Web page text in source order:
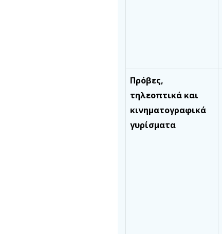
Πρόβες,
τηλεοπτικά και
κινηματογραφικά
γυρίσματα